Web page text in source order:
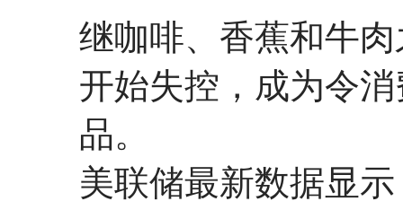
继咖啡、香蕉和牛
开始失控，成为令
品。
美联储最新数据显